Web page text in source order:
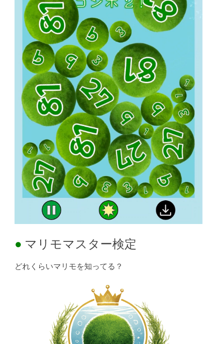
マリモマスター検定
どれくらいマリモを知ってる？